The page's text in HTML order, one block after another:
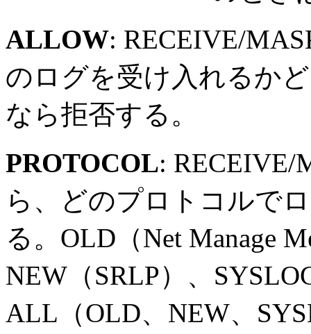
ALLOW: RECEIVE/
のログを受け入れるか
なら拒否する。
PROTOCOL:
ら、どのプロトコルで
る。OLD（Net Manage
NEW（SRLP）、
ALL（OLD、NEW、